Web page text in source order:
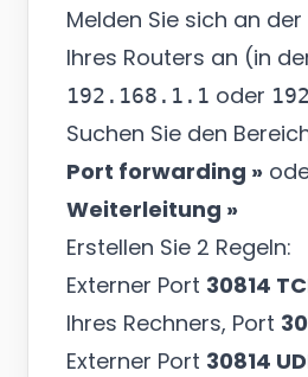
Melden Sie sich an
Ihres Routers an (in
192.168.1.1 oder
Suchen Sie den
Port forwarding »
Weiterleitung »
Erstellen Sie 2 Regeln:
Externer Port 30814
Ihres Rechners, Port
Externer Port 30814